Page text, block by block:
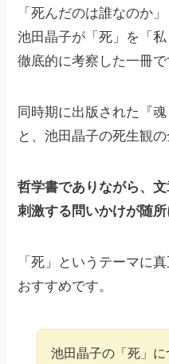
「死んだのは誰なのか
池田晶子が「死」を「
徹底的に考察した一冊で
同時期に出版された『
と、池田晶子の死生観
哲学書でありながら、
刺激する問いかけが随
「死」というテーマに
おすすめです。
池田晶子の「死」